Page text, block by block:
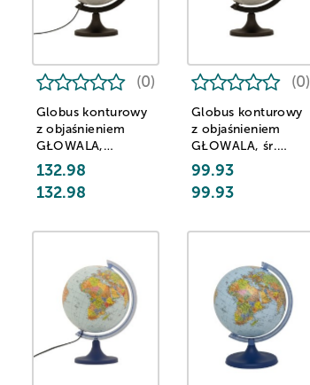
Globus konturowy
z objaśnieniem
GŁOWALA,
podświetlany, śr.
250mm, w pudełku
(0)
132.98
132.98
Globus konturowy
z objaśnieniem
GŁOWALA, śr.
250mm, w pudełku
(0)
99.93
99.93